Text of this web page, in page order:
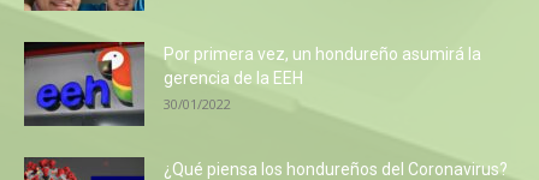
Por primera vez, un hondureño asumirá la
gerencia de la EEH
30/01/2022
¿Qué piensa los hondureños del Coronavirus?